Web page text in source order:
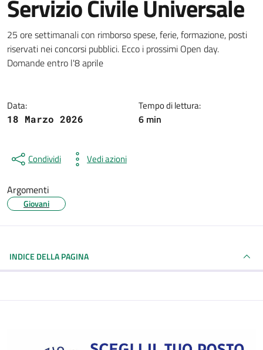
Servizio Civile Universale
Dettagli della notizia
25 ore settimanali con rimborso spese, ferie, formazione, posti
riservati nei concorsi pubblici. Ecco i prossimi Open day.
Domande entro l'8 aprile
Data:
18 Marzo 2026
Tempo di lettura:
6 min
Condividi Vedi azioni
Argomenti
Giovani
INDICE DELLA PAGINA